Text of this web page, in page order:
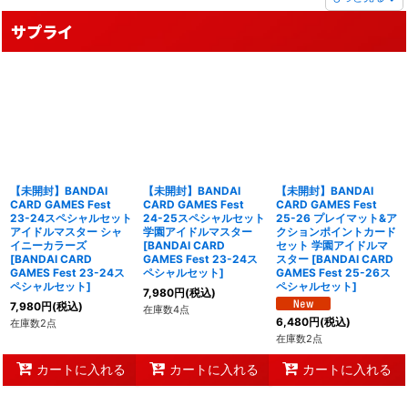
サプライ
【未開封】BANDAI
CARD GAMES Fest
23-24スペシャルセット
アイドルマスター シャ
イニーカラーズ
[BANDAI CARD
GAMES Fest 23-24ス
ペシャルセット]
7,980円(税込)
在庫数2点
カートに入れる
【未開封】BANDAI
CARD GAMES Fest
24-25スペシャルセット
学園アイドルマスター
[BANDAI CARD
GAMES Fest 23-24ス
ペシャルセット]
7,980円(税込)
在庫数4点
カートに入れる
【未開封】BANDAI
CARD GAMES Fest
25-26 プレイマット&ア
クションポイントカード
セット 学園アイドルマ
スター [BANDAI CARD
GAMES Fest 25-26ス
ペシャルセット]
6,480円(税込)
在庫数2点
カートに入れる